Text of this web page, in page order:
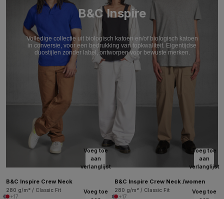
B&C Inspire
Volledige collectie uit biologisch katoen en/of biologisch katoen
in conversie, voor een bedrukking van topkwaliteit. Eigentijdse
duostijlen zonder label, ontworpen voor bewuste merken.
Voeg toe
aan
verlanglijst
B&C Inspire Crew Neck
280 g/m² / Classic Fit
+17
Voeg toe
aan
verlanglijst
B&C Inspire Crew Neck /women
280 g/m² / Classic Fit
+17
Voeg toe
Voeg toe